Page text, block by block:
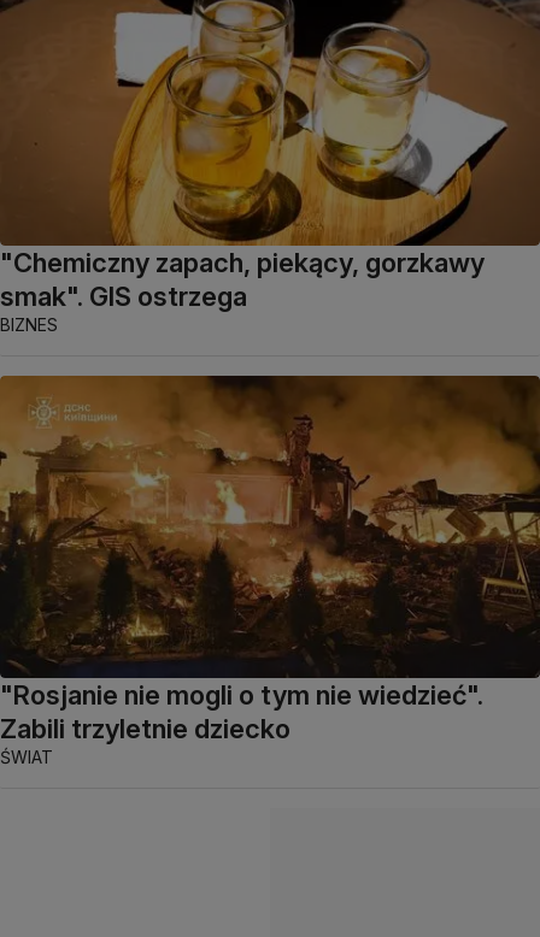
"Chemiczny zapach, piekący, gorzkawy
smak". GIS ostrzega
BIZNES
"Rosjanie nie mogli o tym nie wiedzieć".
Zabili trzyletnie dziecko
ŚWIAT